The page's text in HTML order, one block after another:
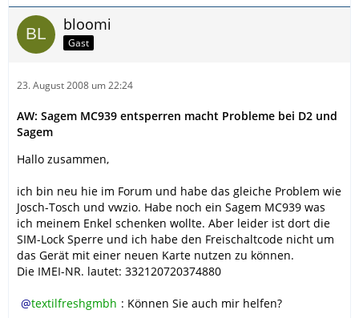
bloomi
Gast
23. August 2008 um 22:24
AW: Sagem MC939 entsperren macht Probleme bei D2 und
Sagem
Hallo zusammen,
ich bin neu hie im Forum und habe das gleiche Problem wie
Josch-Tosch und vwzio. Habe noch ein Sagem MC939 was
ich meinem Enkel schenken wollte. Aber leider ist dort die
SIM-Lock Sperre und ich habe den Freischaltcode nicht um
das Gerät mit einer neuen Karte nutzen zu können.
Die IMEI-NR. lautet: 332120720374880
textilfreshgmbh : Können Sie auch mir helfen?